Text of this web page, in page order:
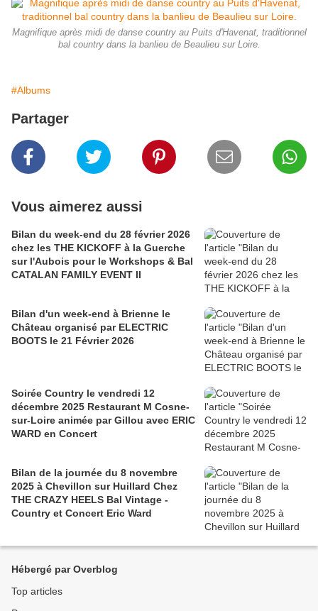
Magnifique après midi de danse country au Puits d'Havenat, traditionnel
bal country dans la banlieu de Beaulieu sur Loire.
#Albums
Partager
Vous aimerez aussi
Bilan du week-end du 28 février 2026
chez les THE KICKOFF à la Guerche
sur l'Aubois pour le Workshops & Bal
CATALAN FAMILY EVENT II
Bilan d'un week-end à Brienne le
Château organisé par ELECTRIC
BOOTS le 21 Février 2026
Soirée Country le vendredi 12
décembre 2025 Restaurant M Cosne-
sur-Loire animée par Gillou avec ERIC
WARD en Concert
Bilan de la journée du 8 novembre
2025 à Chevillon sur Huillard Chez
THE CRAZY HEELS Bal Vintage -
Country et Concert Eric Ward
Hébergé par Overblog
Top articles